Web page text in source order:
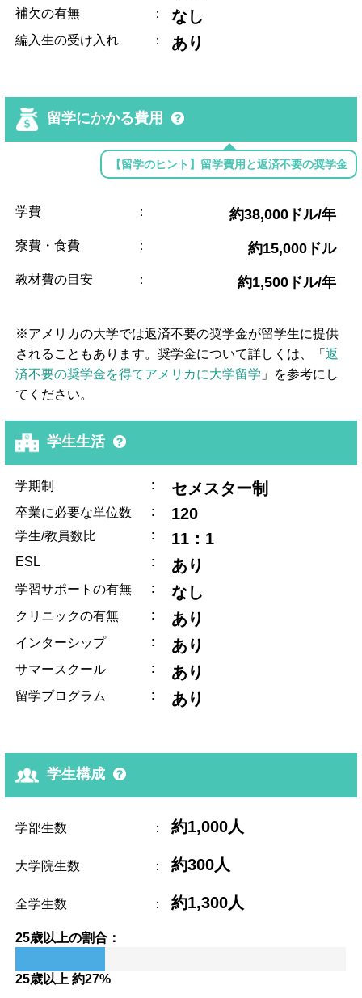
補欠の有無 ： なし
編入生の受け入れ ： あり
留学にかかる費用
【留学のヒント】留学費用と返済不要の奨学金
学費 ： 約38,000ドル/年
寮費・食費 ： 約15,000ドル
教材費の目安 ： 約1,500ドル/年
※アメリカの大学では返済不要の奨学金が留学生に提供
されることもあります。奨学金について詳しくは、「返
済不要の奨学金を得てアメリカに大学留学 」を参考にし
てください。
学生生活
学期制 : セメスター制
卒業に必要な単位数 : 120
学生/教員数比 : 11：1
ESL : あり
学習サポートの有無 : なし
クリニックの有無 : あり
インターシップ : あり
サマースクール : あり
留学プログラム : あり
学生構成
学部生数 ： 約1,000人
大学院生数 ： 約300人
全学生数 ： 約1,300人
25歳以上の割合：
25歳以上 約27%